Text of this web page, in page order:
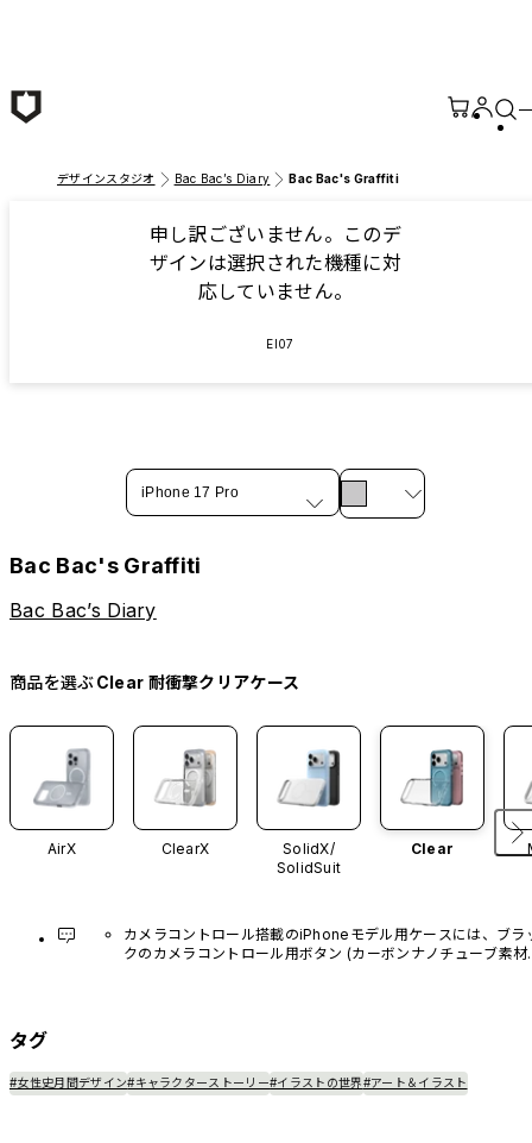
デザインスタジオ Bac Bac’s Diary Bac Bac's Graffiti
申し訳ございません。このデ
ザインは選択された機種に対
応していません。
EI07
iPhone 17 Pro
Bac Bac's Graffiti
Bac Bac’s Diary
商品を選ぶClear 耐衝撃クリアケース
AirX ClearX
SolidX/
SolidSuit
Clear
カメラコントロール搭載のiPhoneモデル用ケースには、ブラ
クのカメラコントロール用ボタン (カーボンナノチューブ素材)
タグ
#女性史月間デザイン#キャラクターストーリー#イラストの世界#アート＆イラスト